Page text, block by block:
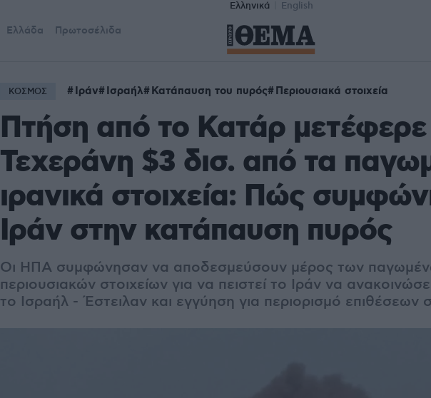
Ελληνικά English
Ελλάδα Πρωτοσέλιδα
ΚΟΣΜΟΣ Ιράν Ισραήλ Κατάπαυση του πυρός Περιουσιακά στοιχεία
Πτήση από το Κατάρ
Τεχεράνη $3 δισ. από τα
ιρανικά στοιχεία: Πώς
Ιράν στην κατάπαυση πυρός
Οι ΗΠΑ συμφώνησαν να αποδεσμεύσουν μέρος των
περιουσιακών στοιχείων για να πειστεί το Ιράν να
το Ισραήλ - Έστειλαν και εγγύηση για περιορισμό επιθέσεων